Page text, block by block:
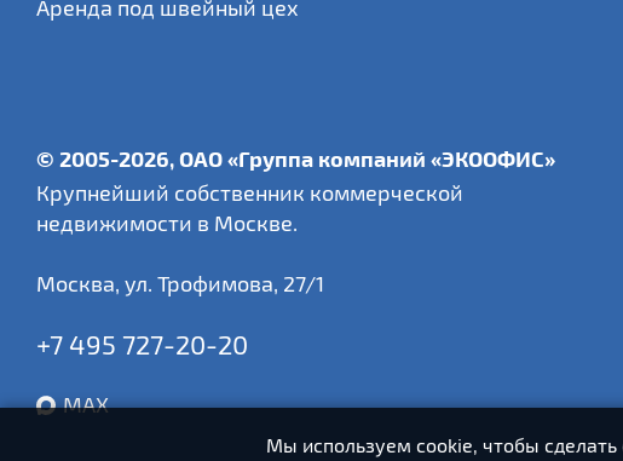
Аренда под швейный цех
© 2005-2026, ОАО «Группа компаний «ЭКООФИС»
Крупнейший собственник коммерческой
недвижимости в Москве.
Москва, ул. Трофимова, 27/1
+7 495 727-20-20
MAX
Мы используем cookie, чтобы